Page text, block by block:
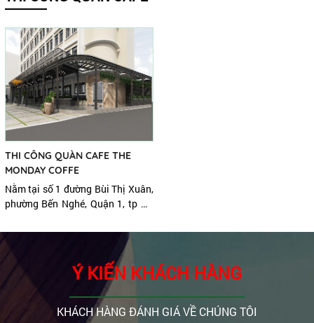
THI CÔNG QUÀN CAFE THE
MONDAY COFFE
Nằm tại số 1 đường Bùi Thị Xuân,
phường Bến Nghé, Quận 1, tp Hồ
Coffe tiếp tục phát triển chi
nhánh tại đây. Tương lai sẽ là
một địa điểm yêu thích của những
người thích sự yên tĩn​ ​
Ý KIẾN KHÁCH HÀNG
KHÁCH HÀNG ĐÁNH GIÁ VỀ CHÚNG TÔI